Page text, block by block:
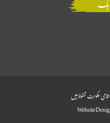
بک
مقامی حکومت محفوظ ہیں
Website